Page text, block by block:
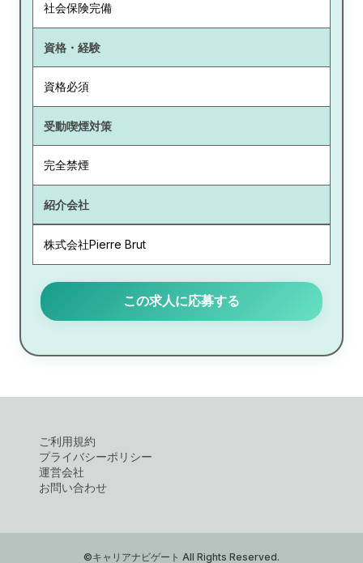
社会保険完備
資格・経験
資格必須
受動喫煙対策
完全禁煙
紹介会社
株式会社Pierre Brut
この求人に応募する
ご利用規約
プライバシーポリシー
運営会社
お問い合わせ
©キャリアナビゲート All Rights Reserved.